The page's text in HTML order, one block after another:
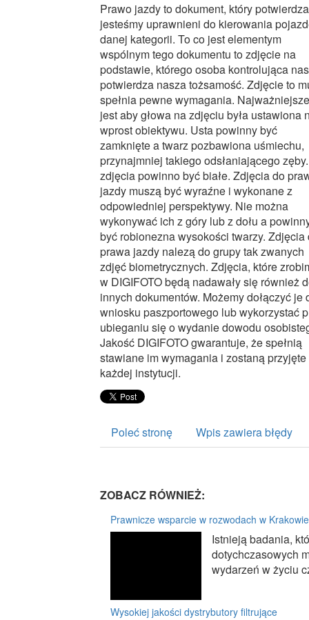
Prawo jazdy to dokument, który
jesteśmy uprawnieni do kierowania
danej kategorii. To co jest elementym
wspólnym tego dokumentu to zdjęcie na
podstawie, którego osoba kontrolująca nas
potwierdza nasza tożsamość. Zdjęcie to
spełnia pewne wymagania. Najważniejsze
jest aby głowa na zdjęciu była ustawiona
wprost obiektywu. Usta powinny być
zamknięte a twarz pozbawiona uśmiechu,
przynajmniej takiego odsłaniającego
zdjęcia powinno być białe. Zdjęcia do
jazdy muszą być wyraźne i wykonane z
odpowiedniej perspektywy. Nie można
wykonywać ich z góry lub z dołu a
być robionezna wysokości twarzy. Zdjęcia
prawa jazdy nalezą do grupy tak zwanych
zdjęć biometrycznych. Zdjęcia, które
w DIGIFOTO będą nadawały się również
innych dokumentów. Możemy dołączyć je
wniosku paszportowego lub wykorzystać
ubieganiu się o wydanie dowodu
Jakość DIGIFOTO gwarantuje, że spełnią
stawiane im wymagania i zostaną przyjęte
każdej instytucji.
Poleć stronę Wpis zawiera błędy
ZOBACZ RÓWNIEŻ:
Prawnicze wsparcie w rozwodach w Krakowie
Istnieją badania,
dotychczasowych
wydarzeń w życiu
Wysokiej jakości dystrybutory filtrujące